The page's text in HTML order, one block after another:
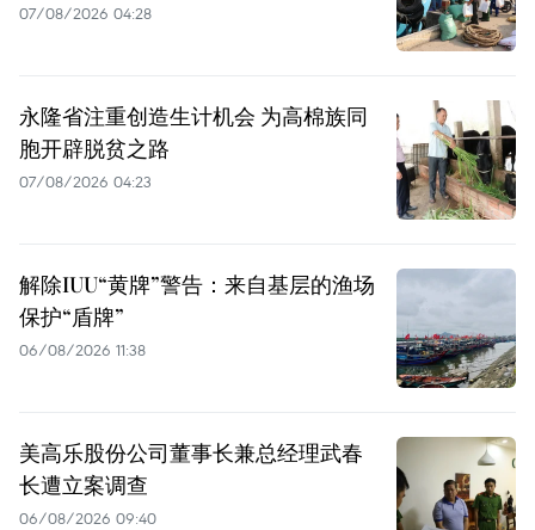
07/08/2026 04:28
永隆省注重创造生计机会 为高棉族同
胞开辟脱贫之路
07/08/2026 04:23
解除IUU“黄牌”警告：来自基层的渔场
保护“盾牌”
06/08/2026 11:38
美高乐股份公司董事长兼总经理武春
长遭立案调查
06/08/2026 09:40